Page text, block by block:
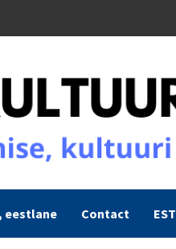
eestlane Contact EST